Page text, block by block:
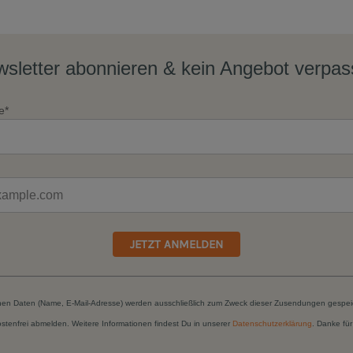
abonnieren & kein Angebot
JETZT ANMELDEN
Daten (Name, E-Mail-Adresse) werden ausschließlich zum Zweck dieser Zusendungen
abmelden. Weitere Informationen findest Du in unserer Datenschutzerklärung . Danke